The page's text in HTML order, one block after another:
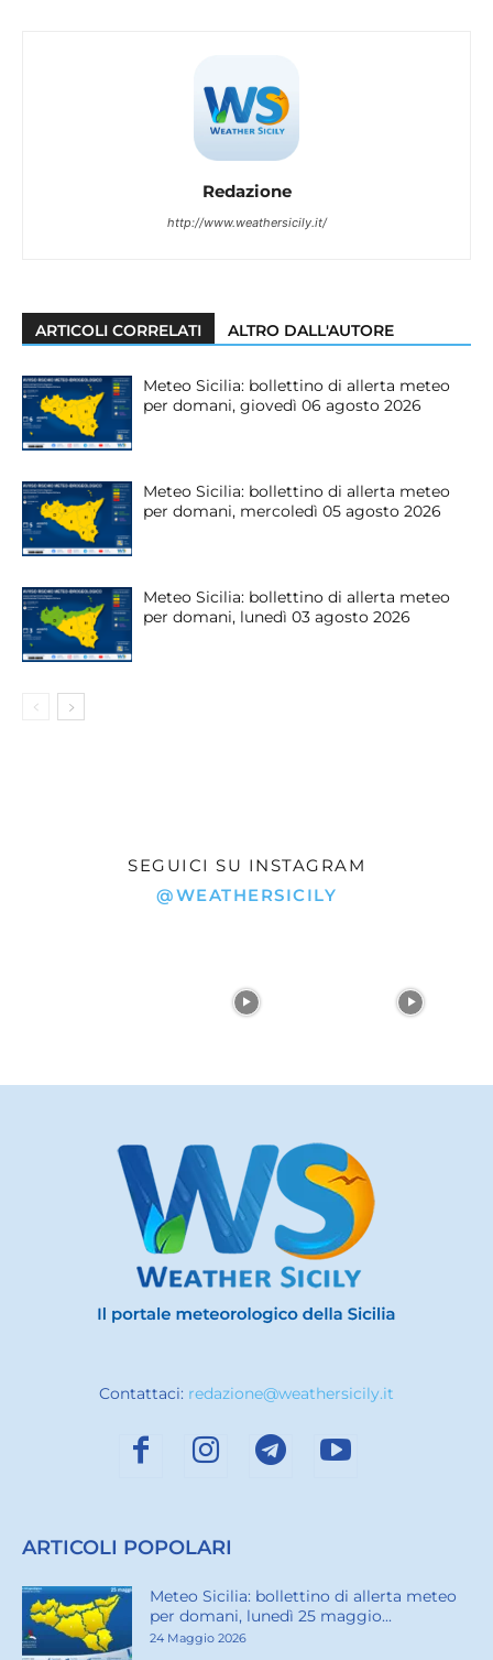
Redazione
http://www.weathersicily.it/
ARTICOLI CORRELATI ALTRO DALL'AUTORE
Meteo Sicilia: bollettino di allerta meteo
per domani, giovedì 06 agosto 2026
Meteo Sicilia: bollettino di allerta meteo
per domani, mercoledì 05 agosto 2026
Meteo Sicilia: bollettino di allerta meteo
per domani, lunedì 03 agosto 2026
SEGUICI SU INSTAGRAM
@WEATHERSICILY
Contattaci: redazione@weathersicily.it
ARTICOLI POPOLARI
Meteo Sicilia: bollettino di allerta meteo
per domani, lunedì 25 maggio...
24 Maggio 2026